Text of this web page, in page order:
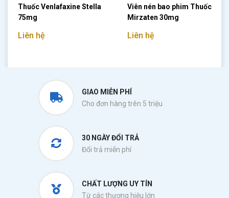
Thuốc Venlafaxine Stella
75mg
Liên hệ
Viên nén bao phim Thuốc
Mirzaten 30mg
Liên hệ
GIAO MIỄN PHÍ
Cho đơn hàng trên 5 triệu
30 NGÀY ĐỔI TRẢ
Đổi trả miễn phí
CHẤT LƯỢNG UY TÍN
Từ các thương hiệu lớn